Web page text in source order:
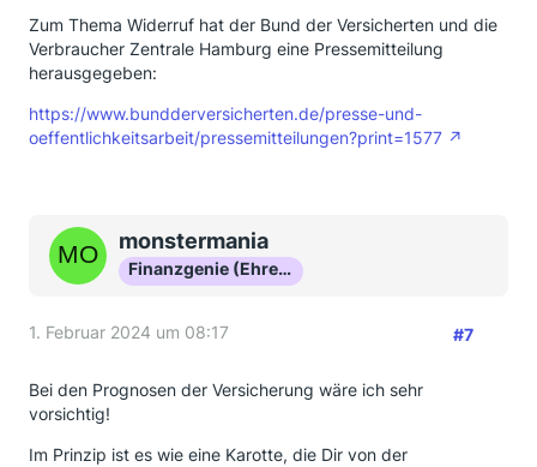
Zum Thema Widerruf hat der Bund der Versicherten und die
Verbraucher Zentrale Hamburg eine Pressemitteilung
herausgegeben:
https://www.bundderversicherten.de/presse-und-
oeffentlichkeitsarbeit/pressemitteilungen?print=1577
monstermania
Finanzgenie (Ehrenmitglied)
1. Februar 2024 um 08:17 #7
Bei den Prognosen der Versicherung wäre ich sehr
vorsichtig!
Im Prinzip ist es wie eine Karotte, die Dir von der